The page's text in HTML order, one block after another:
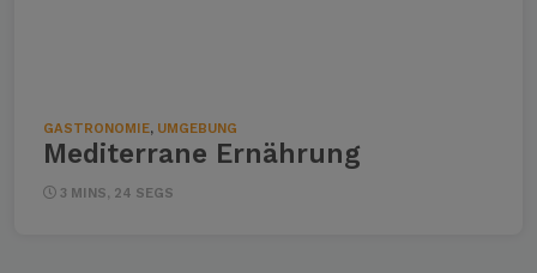
GASTRONOMIE, UMGEBUNG
Mediterrane Ernährung
3 MINS, 24 SEGS